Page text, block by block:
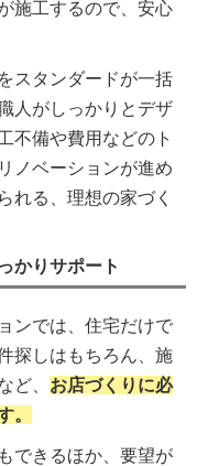
施工するので、安心
スタンダードが一括
人がしっかりとデザ
不備や費用などのト
ノベーションが進め
れる、理想の家づく
かりサポート
ンでは、住宅だけで
探しはもちろん、施
ど、 お店づくりに必
。
できるほか、要望が